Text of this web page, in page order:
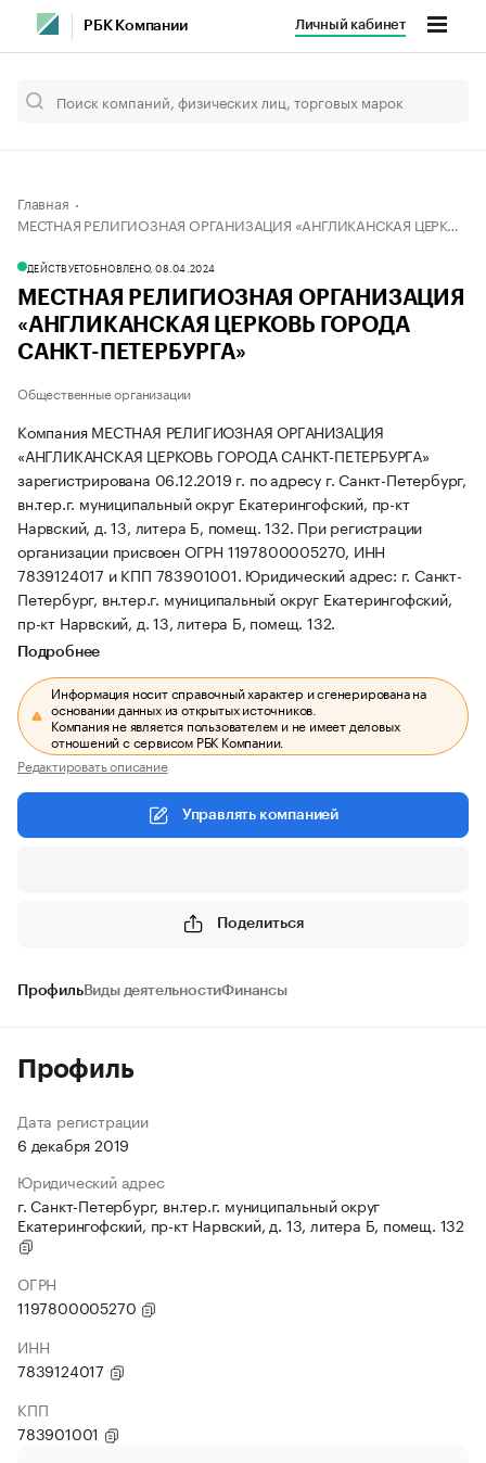
РБК Компании Личный кабинет
Главная
МЕСТНАЯ РЕЛИГИОЗНАЯ ОРГАНИЗАЦИЯ «АНГЛИКАНСКАЯ ЦЕРКОВЬ ГОРОДА САНКТ-ПЕТЕРБУРГА»
ДЕЙСТВУЕТОБНОВЛЕНО, 08.04.2024
МЕСТНАЯ РЕЛИГИОЗНАЯ ОРГАНИЗАЦИЯ
«АНГЛИКАНСКАЯ ЦЕРКОВЬ ГОРОДА
САНКТ-ПЕТЕРБУРГА»
Общественные организации
Компания МЕСТНАЯ РЕЛИГИОЗНАЯ ОРГАНИЗАЦИЯ
«АНГЛИКАНСКАЯ ЦЕРКОВЬ ГОРОДА САНКТ-ПЕТЕРБУРГА»
зарегистрирована 06.12.2019 г. по адресу г. Санкт-Петербург,
вн.тер.г. муниципальный округ Екатерингофский, пр-кт
Нарвский, д. 13, литера Б, помещ. 132. При регистрации
организации присвоен ОГРН 1197800005270, ИНН
7839124017 и КПП 783901001. Юридический адрес: г. Санкт-
Петербург, вн.тер.г. муниципальный округ Екатерингофский,
пр-кт Нарвский, д. 13, литера Б, помещ. 132.
Подробнее
Информация носит справочный характер и сгенерирована на
основании данных из открытых источников.
Компания не является пользователем и не имеет деловых
отношений с сервисом РБК Компании.
Редактировать описание
Управлять компанией
Поделиться
ПрофильВиды деятельностиФинансы
Профиль
Дата регистрации
6 декабря 2019
Юридический адрес
г. Санкт-Петербург, вн.тер.г. муниципальный округ
Екатерингофский, пр-кт Нарвский, д. 13, литера Б, помещ. 132
ОГРН
1197800005270
ИНН
7839124017
КПП
783901001